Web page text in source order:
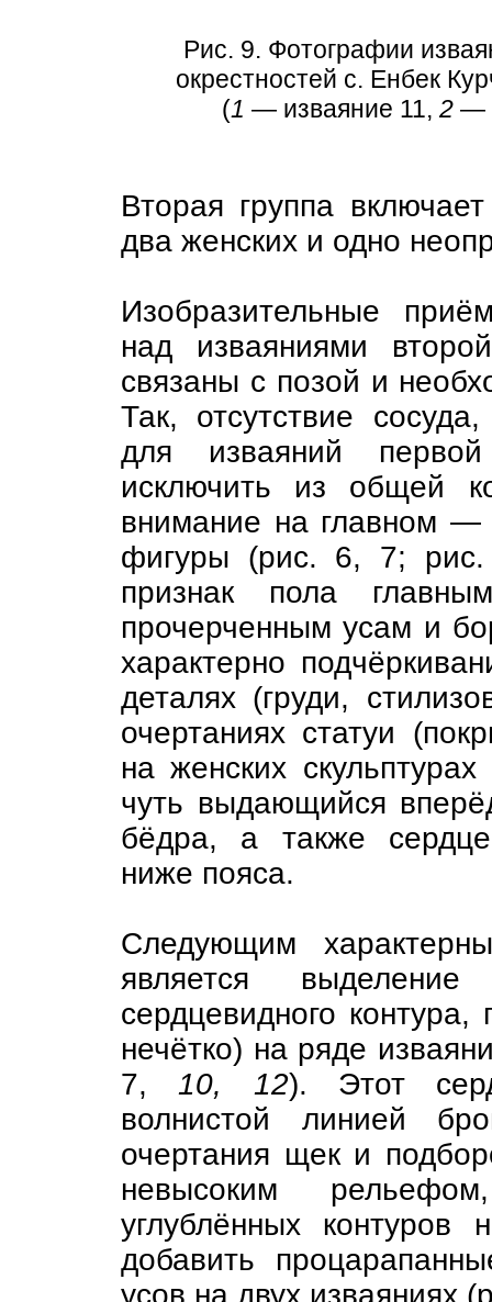
Рис. 9. Фотографии
окрестностей с. Енбек
(1 — изваяние 11, 2 —
Вторая группа
два женских и одно
Изобразительные
над изваяниями
связаны с позой и
Так, отсутствие
для изваяний
исключить из общей
внимание на главном
фигуры (рис. 6, 7;
признак пола
прочерченным усам и
характерно
деталях (груди,
очертаниях статуи
на женских
чуть выдающийся
бёдра, а также
ниже пояса.
Следующим
является
сердцевидного
нечётко) на ряде
7, 10, 12). Этот
волнистой линией
очертания щек и
невысоким
углублённых
добавить
усов на двух изваяниях